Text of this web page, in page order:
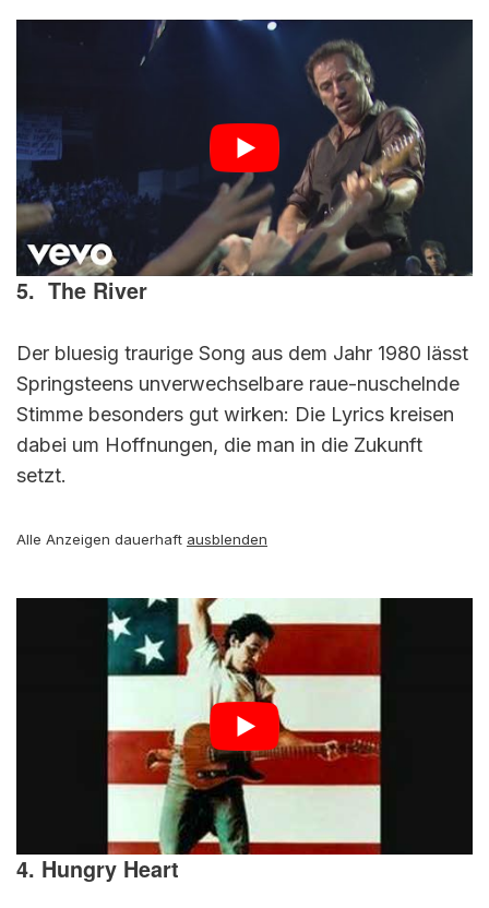
5. The River
Der bluesig traurige Song aus dem Jahr 1980 lässt
Springsteens unverwechselbare raue-nuschelnde
Stimme besonders gut wirken: Die Lyrics kreisen
dabei um Hoffnungen, die man in die Zukunft
setzt.
Alle Anzeigen dauerhaft ausblenden
4. Hungry Heart